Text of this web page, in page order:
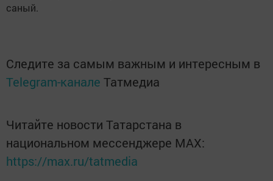
саный.
Следите за самым важным и интересным в
Telegram-канале Татмедиа
Читайте новости Татарстана в
национальном мессенджере MАХ:
https://max.ru/tatmedia